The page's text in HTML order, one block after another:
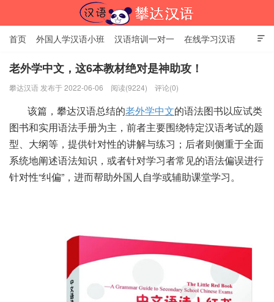

首页 外国人学汉语小班 汉语培训一对一 在线学习汉语
中国文化体验课 HSK考试时间 对外汉语老师
关于我们 加入【攀达汉语】
老外学中文，这6本教材绝对是神助攻！
攀达汉语 发布于 2022-06-06 阅读(9224) 评论(0)
该篇，攀达汉语总结的老外学中文的语法图书以应试类
图书和实用语法手册为主，前者主要围绕特定汉语考试的题
型、大纲等，提供针对性的讲解与练习；后者则侧重于全面
系统地阐述语法知识，或者针对学习者常见的语法偏误进行
针对性“纠偏”，进而帮助外国人自学或辅助课堂学习。